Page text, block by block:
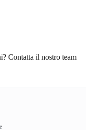
Contatta il nostro team